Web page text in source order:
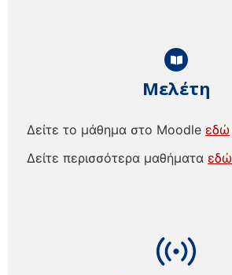
Μελέτη
Δείτε το μάθημα στο Moodle εδώ
Δείτε περισσότερα μαθήματα εδώ